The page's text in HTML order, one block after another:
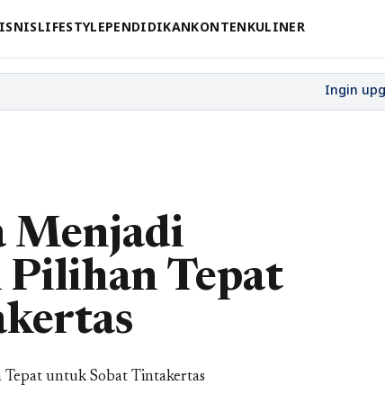
LIFESTYLEPENDIDIKANKONTENKULINER
Menjadi
Pilihan Tepat